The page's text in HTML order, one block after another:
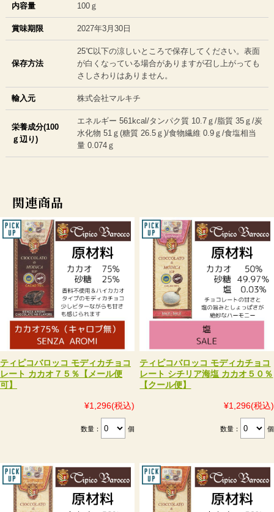
内容量 100ｇ
賞味期限 2027年3月30日
保存方法
25℃以下の涼しいところで保存してください。表面
が白くなっている場合がありますが召し上がっても
さしさわりはありません。
輸入元 株式会社マルキチ
栄養成分(100
ｇ辺り)
エネルギー 561kcal/タンパク質 10.7ｇ/脂質 35ｇ/炭
水化物 51ｇ(糖質 26.5ｇ)/食物繊維 0.9ｇ/食塩相当
量 0.074ｇ
関連商品
ティピコバロッコ モディカチョコ
レート カカオ７５％【メール便
可】
¥1,296(税込)
数量： 個
ティピコバロッコ モディカチョコ
レート シチリア海塩 カカオ５０％
【クール便】
¥1,296(税込)
数量： 個